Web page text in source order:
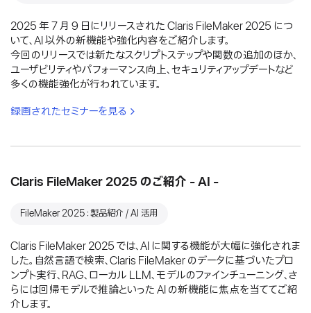
2025 年 7 月 9 日にリリースされた Claris FileMaker 2025 につ
いて、AI 以外の新機能や強化内容をご紹介します。
今回のリリースでは新たなスクリプトステップや関数の追加のほか、
ユーザビリティやパフォーマンス向上、セキュリティアップデートなど
多くの機能強化が行われています。
録画されたセミナーを見る
Claris FileMaker 2025 のご紹介 - AI -
FileMaker 2025：製品紹介 / AI 活用
Claris FileMaker 2025 では、AI に関する機能が大幅に強化されま
した。自然言語で検索、Claris FileMaker のデータに基づいたプロ
ンプト実行、RAG、ローカル LLM、モデルのファインチューニング、さ
らには回帰モデルで推論といった AI の新機能に焦点を当ててご紹
介します。